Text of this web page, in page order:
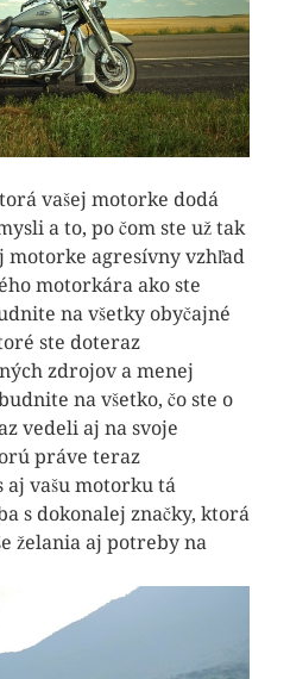
vašej motorke dodá
a to, po čom ste už tak
motorke agresívny vzhľad
motorkára ako ste
na všetky obyčajné
ste doteraz
zdrojov a menej
na všetko, čo ste o
vedeli aj na svoje
práve teraz
aj vašu motorku tá
s dokonalej značky, ktorá
želania aj potreby na